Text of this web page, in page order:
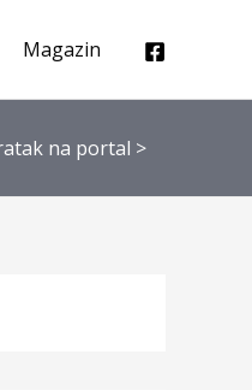
Magazin
na portal >